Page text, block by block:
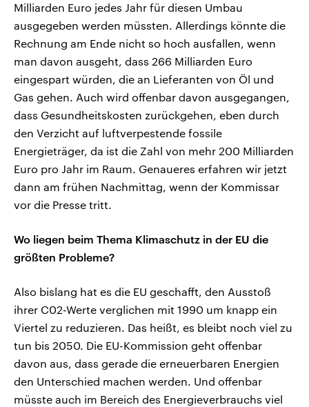
Milliarden Euro jedes Jahr für diesen Umbau
ausgegeben werden müssten. Allerdings könnte die
Rechnung am Ende nicht so hoch ausfallen, wenn
man davon ausgeht, dass 266 Milliarden Euro
eingespart würden, die an Lieferanten von Öl und
Gas gehen. Auch wird offenbar davon ausgegangen,
dass Gesundheitskosten zurückgehen, eben durch
den Verzicht auf luftverpestende fossile
Energieträger, da ist die Zahl von mehr 200 Milliarden
Euro pro Jahr im Raum. Genaueres erfahren wir jetzt
dann am frühen Nachmittag, wenn der Kommissar
vor die Presse tritt.
Wo liegen beim Thema Klimaschutz in der EU die
größten Probleme?
Also bislang hat es die EU geschafft, den Ausstoß
ihrer C02-Werte verglichen mit 1990 um knapp ein
Viertel zu reduzieren. Das heißt, es bleibt noch viel zu
tun bis 2050. Die EU-Kommission geht offenbar
davon aus, dass gerade die erneuerbaren Energien
den Unterschied machen werden. Und offenbar
müsste auch im Bereich des Energieverbrauchs viel